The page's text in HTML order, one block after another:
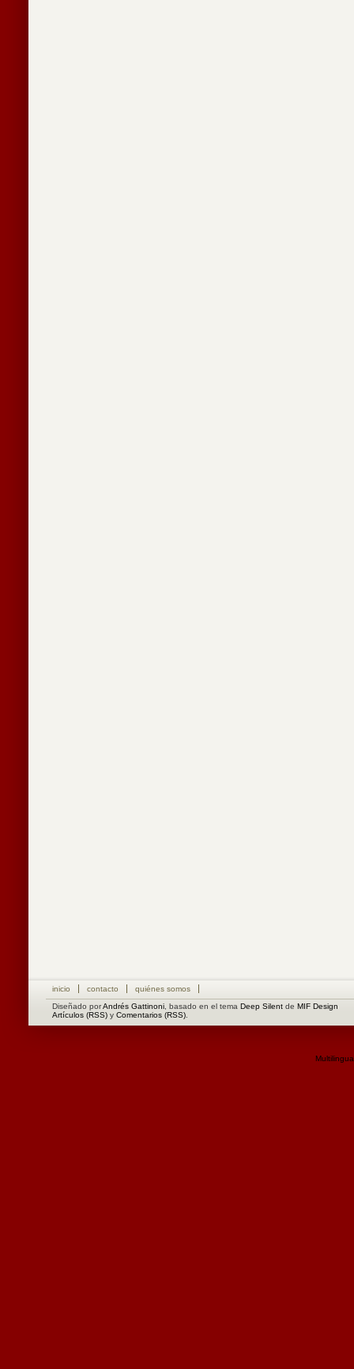
inicio contacto
quiénes somos
Diseñado porAndrés Gattinoni , basado en el tema Deep Silent de MIF Design
Artículos (RSS) y Comentarios (RSS)